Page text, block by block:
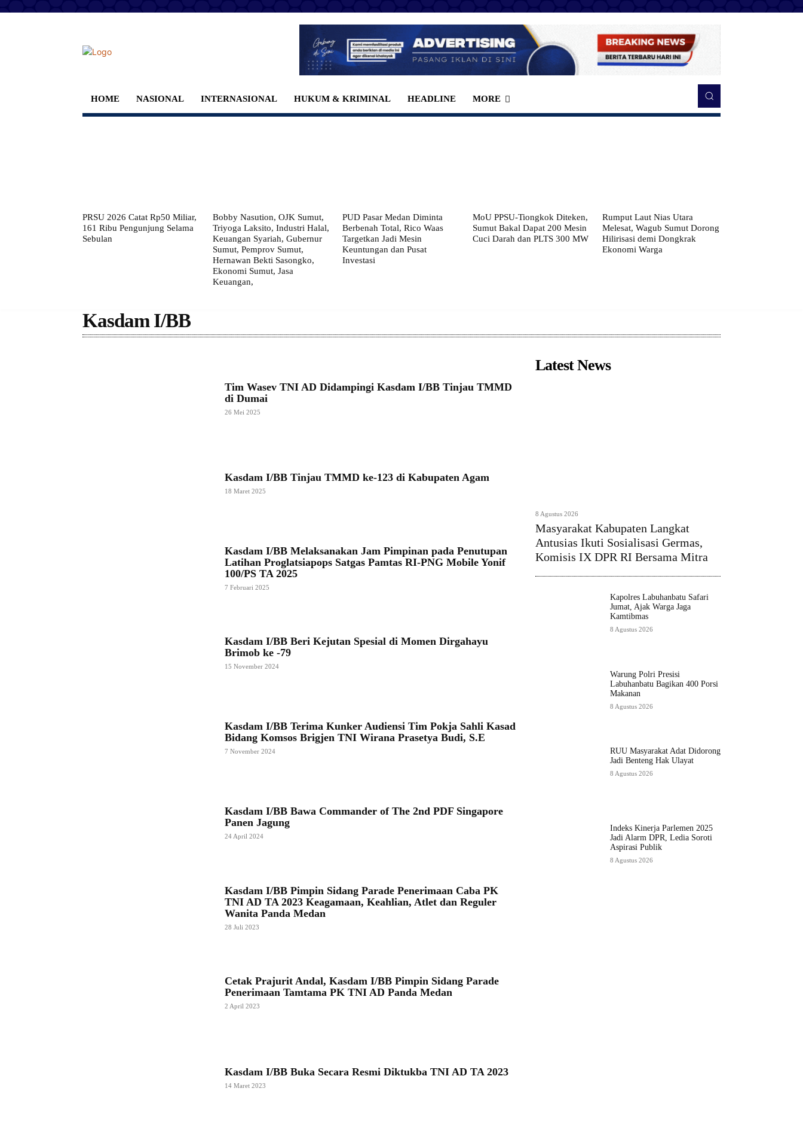
HOME NASIONAL INTERNASIONAL HUKUM & KRIMINAL HEADLINE MORE
PRSU 2026 Catat Rp50 Miliar,
161 Ribu Pengunjung Selama
Sebulan
Bobby Nasution, OJK Sumut,
Triyoga Laksito, Industri Halal,
Keuangan Syariah, Gubernur
Sumut, Pemprov Sumut,
Hernawan Bekti Sasongko,
Ekonomi Sumut, Jasa
Keuangan,
PUD Pasar Medan Diminta
Berbenah Total, Rico Waas
Targetkan Jadi Mesin
Keuntungan dan Pusat
Investasi
MoU PPSU-Tiongkok Diteken,
Sumut Bakal Dapat 200 Mesin
Cuci Darah dan PLTS 300 MW
Rumput Laut Nias Utara
Melesat, Wagub Sumut Dorong
Hilirisasi demi Dongkrak
Ekonomi Warga
Kasdam I/BB
Tim Wasev TNI AD Didampingi Kasdam I/BB Tinjau TMMD
di Dumai
26 Mei 2025
Kasdam I/BB Tinjau TMMD ke-123 di Kabupaten Agam
18 Maret 2025
Kasdam I/BB Melaksanakan Jam Pimpinan pada Penutupan
Latihan Proglatsiapops Satgas Pamtas RI-PNG Mobile Yonif
100/PS TA 2025
7 Februari 2025
Kasdam I/BB Beri Kejutan Spesial di Momen Dirgahayu
Brimob ke -79
15 November 2024
Kasdam I/BB Terima Kunker Audiensi Tim Pokja Sahli Kasad
Bidang Komsos Brigjen TNI Wirana Prasetya Budi, S.E
7 November 2024
Kasdam I/BB Bawa Commander of The 2nd PDF Singapore
Panen Jagung
24 April 2024
Kasdam I/BB Pimpin Sidang Parade Penerimaan Caba PK
TNI AD TA 2023 Keagamaan, Keahlian, Atlet dan Reguler
Wanita Panda Medan
28 Juli 2023
Cetak Prajurit Andal, Kasdam I/BB Pimpin Sidang Parade
Penerimaan Tamtama PK TNI AD Panda Medan
2 April 2023
Kasdam I/BB Buka Secara Resmi Diktukba TNI AD TA 2023
14 Maret 2023
Latest News
8 Agustus 2026
Masyarakat Kabupaten Langkat
Antusias Ikuti Sosialisasi Germas,
Komisis IX DPR RI Bersama Mitra
Kapolres Labuhanbatu Safari
Jumat, Ajak Warga Jaga
Kamtibmas
8 Agustus 2026
Warung Polri Presisi
Labuhanbatu Bagikan 400 Porsi
Makanan
8 Agustus 2026
RUU Masyarakat Adat Didorong
Jadi Benteng Hak Ulayat
8 Agustus 2026
Indeks Kinerja Parlemen 2025
Jadi Alarm DPR, Ledia Soroti
Aspirasi Publik
8 Agustus 2026